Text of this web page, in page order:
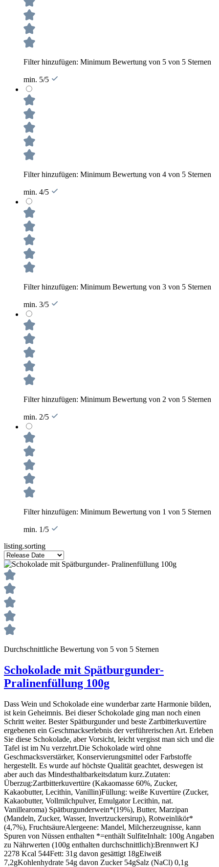
Filter hinzufügen: Minimum Bewertung von 5 von 5 Sternen
min. 5/5
Filter hinzufügen: Minimum Bewertung von 4 von 5 Sternen
min. 4/5
Filter hinzufügen: Minimum Bewertung von 3 von 5 Sternen
min. 3/5
Filter hinzufügen: Minimum Bewertung von 2 von 5 Sternen
min. 2/5
Filter hinzufügen: Minimum Bewertung von 1 von 5 Sternen
min. 1/5
listing.sorting
Durchschnittliche Bewertung von 5 von 5 Sternen
Schokolade mit Spätburgunder-
Pralinenfüllung 100g
Dass Wein und Schokolade eine wunderbar zarte Harmonie bilden,
ist kein Geheimnis. Bei dieser Schokolade ging man noch einen
Schritt weiter. Bester Spätburgunder und beste Zartbitterkuvertüre
ergebenen ein Geschmackserlebnis der verführerischen Art. Erleben
Sie diese Schokolade, aber Vorsicht, leicht vergisst man sich und die
Tafel ist im Nu verzehrt.Die Schokolade wird ohne
Geschmacksverstärker, Konservierungsmittel oder Farbstoffe
hergestellt. Es wurde auf höchste Qualität geachtet, deswegen ist
aber auch das Mindesthaltbarkeitsdatum kurz.Zutaten:
Überzug:Zartbitterkuvertüre (Kakaomasse 60%, Zucker,
Kakaobutter, Lecithin, Vanillin)Füllung: weiße Kuvertüre (Zucker,
Kakaobutter, Vollmilchpulver, Emulgator Lecithin, nat.
Vanillearoma) Spätburgunderwein*(19%), Butter, Marzipan
(Mandeln, Zucker, Wasser, Invertzuckersirup), Rotweinlikör*
(4,7%), FruchtsäureAlergeene: Mandel, Milcherzeugnisse, kann
Spuren von Nüssen enthalten *=enthält SulfiteInhalt: 100g Angaben
zu Nährwerten (100g enthalten durchschnittlich):Brennwert KJ
2278 Kcal 544Fett: 31g davon gesättigt 18gEiweiß
7,2gKohlenhydrate 54g davon Zucker 54gSalz (NaCl) 0,1g